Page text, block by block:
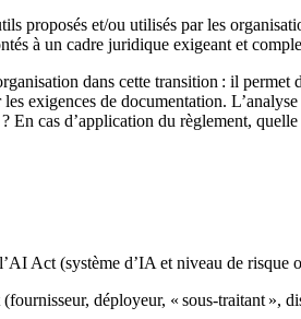
proposés et/ou utilisés par les
à un cadre juridique exigeant et
dans cette transition : il
exigences de documentation.
En cas d’application du règlement,
Act (système d’IA et niveau de risque
déployeur, « sous-traitant »,